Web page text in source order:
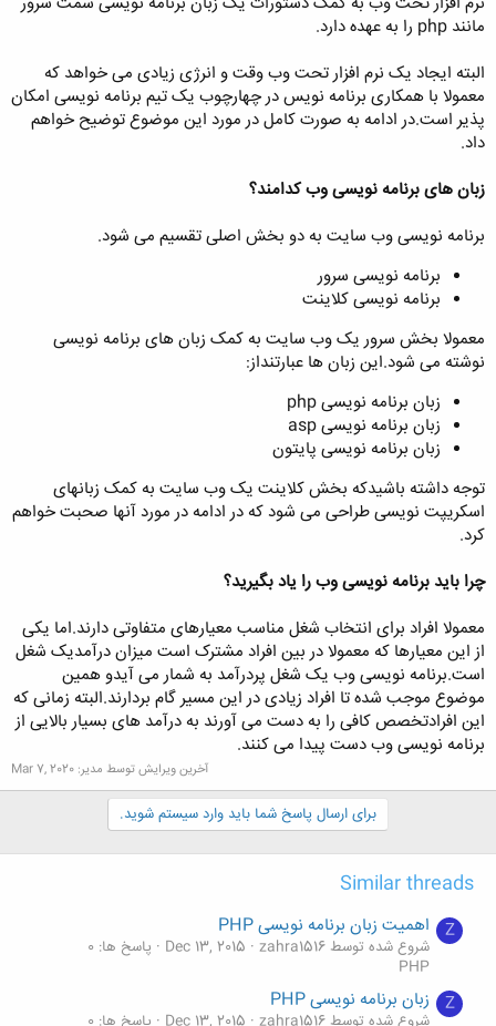
مانند php را به عهده دارد.
البته ایجاد یک نرم افزار تحت وب وقت و انرژی زیادی می خواهد که
معمولا با همکاری برنامه نویس در چهارچوب یک تیم برنامه نویسی امکان
پذیر است.در ادامه به صورت کامل در مورد این موضوع توضیح خواهم
داد.
زبان های برنامه نویسی وب کدامند؟
برنامه نویسی وب سایت به دو بخش اصلی تقسیم می شود.
برنامه نویسی سرور
برنامه نویسی کلاینت
معمولا بخش سرور یک وب سایت به کمک زبان های برنامه نویسی
نوشته می شود.این زبان ها عبارتنداز:
زبان برنامه نویسی php
زبان برنامه نویسی asp
زبان برنامه نویسی پایتون
توجه داشته باشیدکه بخش کلاینت یک وب سایت به کمک زبانهای
اسکریپت نویسی طراحی می شود که در ادامه در مورد آنها صحبت خواهم
کرد.
چرا باید برنامه نویسی وب را یاد بگیرید؟
معمولا افراد برای انتخاب شغل مناسب معیارهای متفاوتی دارند.اما یکی
از این معیارها که معمولا در بین افراد مشترک است میزان درآمدیک شغل
است.برنامه نویسی وب یک شغل پردرآمد به شمار می آیدو همین
موضوع موجب شده تا افراد زیادی در این مسیر گام بردارند.البته زمانی که
این افرادتخصص کافی را به دست می آورند به درآمد های بسیار بالایی از
برنامه نویسی وب دست پیدا می کنند.
آخرین ویرایش توسط مدیر: Mar 7, 2020
برای ارسال پاسخ شما باید وارد سیستم شوید.
Similar threads
Z اهمیت زبان برنامه نویسی PHP
شروع شده توسط zahra1516 Dec 13, 2015
پاسخ ها: 0
PHP
Z زبان برنامه نویسی PHP